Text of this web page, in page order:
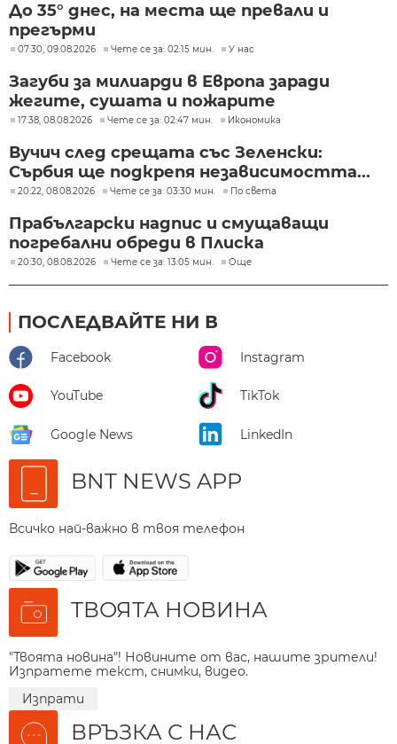
До 35° днес, на места ще превали и
прегърми
07:30, 09.08.2026 Чете се за: 02:15 мин. У нас
Загуби за милиарди в Европа заради
жегите, сушата и пожарите
17:38, 08.08.2026 Чете се за: 02:47 мин. Икономика
Вучич след срещата със Зеленски:
Сърбия ще подкрепя независимостта...
20:22, 08.08.2026 Чете се за: 03:30 мин. По света
Прабългарски надпис и смущаващи
погребални обреди в Плиска
20:30, 08.08.2026 Чете се за: 13:05 мин. Още
ПОСЛЕДВАЙТЕ НИ В
Facebook Instagram
YouTube TikTok
Google News LinkedIn
BNT NEWS APP
Всичко най-важно в твоя телефон
ТВОЯТА НОВИНА
"Твоята новина"! Новините от вас, нашите зрители!
Изпратете текст, снимки, видео.
Изпрати
ВРЪЗКА С НАС